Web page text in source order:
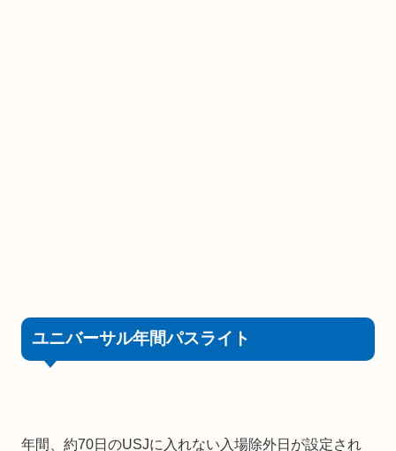
ユニバーサル年間パスライト
年間、約70日のUSJに入れない入場除外日が設定され